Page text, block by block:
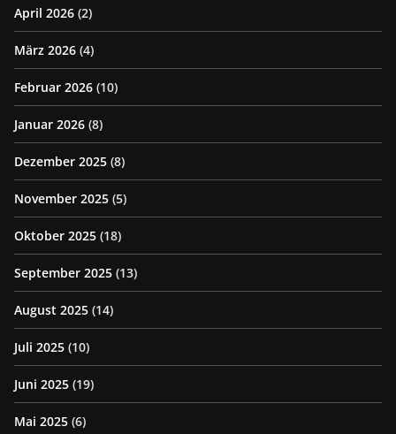
April 2026 (2)
März 2026 (4)
Februar 2026 (10)
Januar 2026 (8)
Dezember 2025 (8)
November 2025 (5)
Oktober 2025 (18)
September 2025 (13)
August 2025 (14)
Juli 2025 (10)
Juni 2025 (19)
Mai 2025 (6)